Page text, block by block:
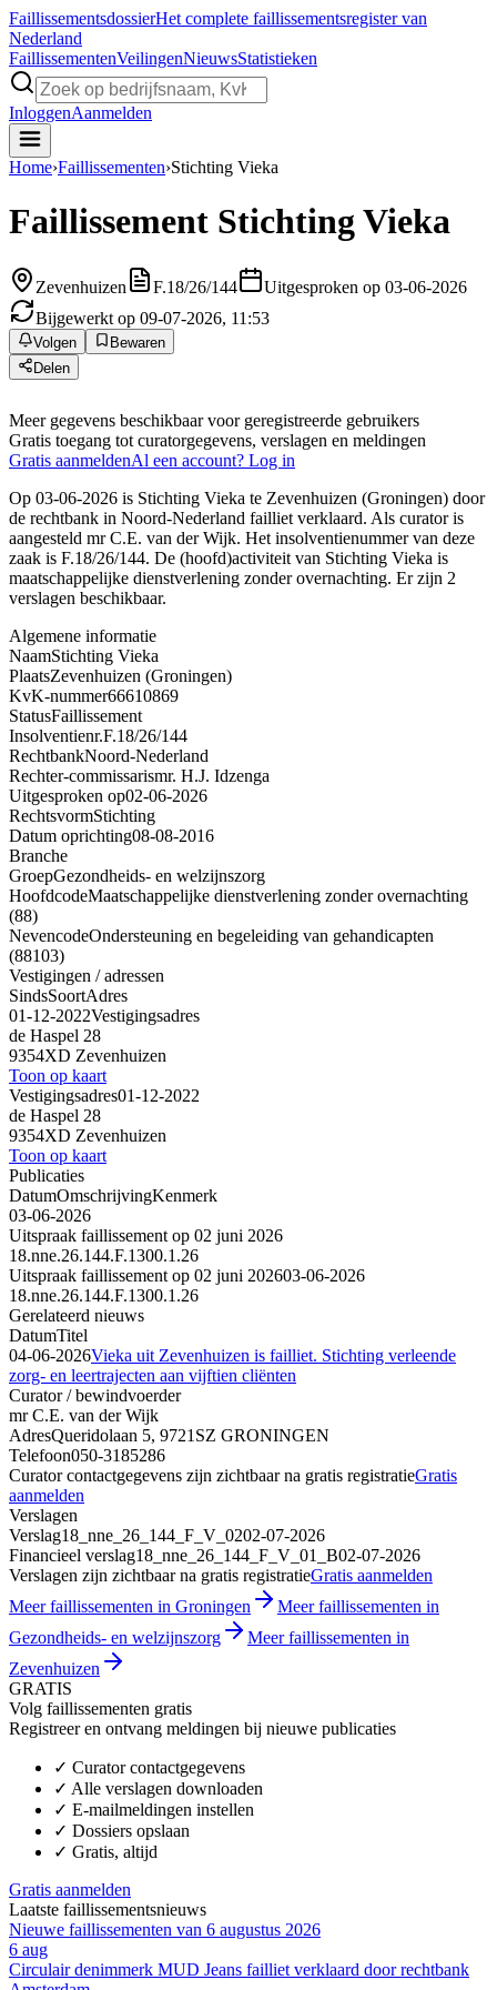
FaillissementsdossierHet complete faillissementsregister van
Nederland
FaillissementenVeilingenNieuwsStatistieken
InloggenAanmelden
Home›Faillissementen›Stichting Vieka
Faillissement Stichting Vieka
Zevenhuizen F.18/26/144
Uitgesproken op 03-06-2026
Bijgewerkt op 09-07-2026, 11:53
Volgen
Bewaren
Delen
Meer gegevens beschikbaar voor geregistreerde gebruikers
Gratis toegang tot curatorgegevens, verslagen en meldingen
Gratis aanmeldenAl een account? Log in
Op 03-06-2026 is Stichting Vieka te Zevenhuizen (Groningen) door
de rechtbank in Noord-Nederland failliet verklaard. Als curator is
aangesteld mr C.E. van der Wijk. Het insolventienummer van deze
zaak is F.18/26/144. De (hoofd)activiteit van Stichting Vieka is
maatschappelijke dienstverlening zonder overnachting. Er zijn 2
verslagen beschikbaar.
Algemene informatie
NaamStichting Vieka
PlaatsZevenhuizen (Groningen)
KvK-nummer66610869
StatusFaillissement
Insolventienr.F.18/26/144
RechtbankNoord-Nederland
Rechter-commissarismr. H.J. Idzenga
Uitgesproken op02-06-2026
RechtsvormStichting
Datum oprichting08-08-2016
Branche
GroepGezondheids- en welzijnszorg
HoofdcodeMaatschappelijke dienstverlening zonder overnachting
(88)
NevencodeOndersteuning en begeleiding van gehandicapten
(88103)
Vestigingen / adressen
SindsSoortAdres
01-12-2022Vestigingsadres
de Haspel 28
9354XD Zevenhuizen
Toon op kaart
Vestigingsadres01-12-2022
de Haspel 28
9354XD Zevenhuizen
Toon op kaart
Publicaties
DatumOmschrijvingKenmerk
03-06-2026
Uitspraak faillissement op 02 juni 2026
18.nne.26.144.F.1300.1.26
Uitspraak faillissement op 02 juni 202603-06-2026
18.nne.26.144.F.1300.1.26
Gerelateerd nieuws
DatumTitel
04-06-2026Vieka uit Zevenhuizen is failliet. Stichting verleende
zorg- en leertrajecten aan vijftien cliënten
Curator / bewindvoerder
mr C.E. van der Wijk
AdresQueridolaan 5, 9721SZ GRONINGEN
Telefoon050-3185286
Curator contactgegevens zijn zichtbaar na gratis registratieGratis
aanmelden
Verslagen
Verslag18_nne_26_144_F_V_0202-07-2026
Financieel verslag18_nne_26_144_F_V_01_B02-07-2026
Verslagen zijn zichtbaar na gratis registratieGratis aanmelden
Meer faillissementen in Groningen
Meer faillissementen in
Gezondheids- en welzijnszorg
Meer faillissementen in
Zevenhuizen
GRATIS
Volg faillissementen gratis
Registreer en ontvang meldingen bij nieuwe publicaties
✓ Curator contactgegevens
✓ Alle verslagen downloaden
✓ E-mailmeldingen instellen
✓ Dossiers opslaan
✓ Gratis, altijd
Gratis aanmelden
Laatste faillissementsnieuws
Nieuwe faillissementen van 6 augustus 2026
6 aug
Circulair denimmerk MUD Jeans failliet verklaard door rechtbank